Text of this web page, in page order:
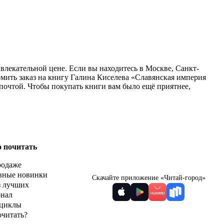
цене. Если вы находитесь в Москве, Санкт-
заказ на книгу Галина Киселева «Славянская империя
Чтобы покупать книги вам было ещё приятнее,
почитать
новинки
лучших
Скачайте приложение «Читай-город»